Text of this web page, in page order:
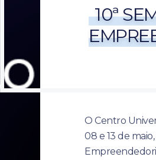
10ª
O Centro
08 e 13 de